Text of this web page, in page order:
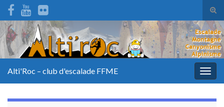
Alti'Roc – club d'escalade FFME